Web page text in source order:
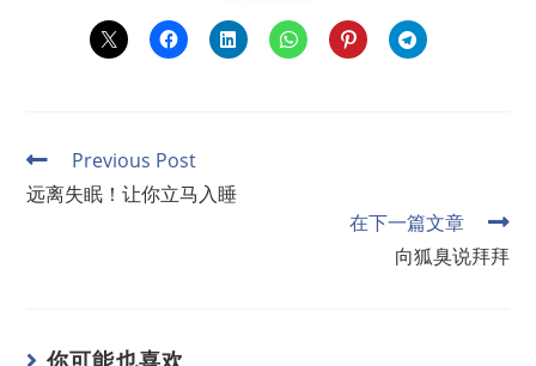
Previous Post
远离失眠！让你立马入睡
在下一篇文章
向狐臭说拜拜
你可能也喜欢